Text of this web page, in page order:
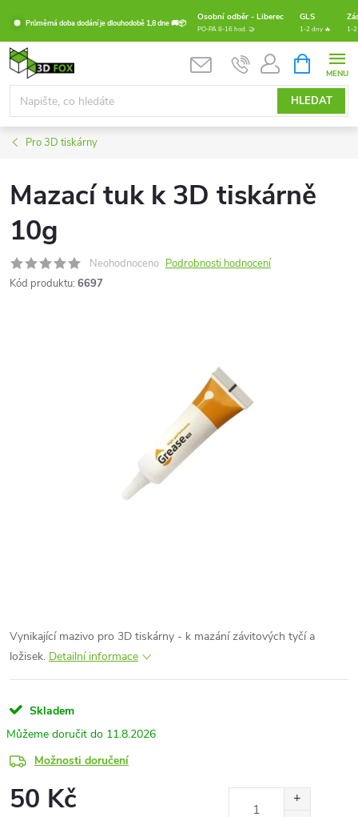
obsah
Průměrná doba dodání je dlouhodobě 1,8 dne 🚚📦
Osobní odběr - Liberec GLS
PO-PÁ 8-16 hod. 🤝 1-2 dny 🔥 1-
HLEDAT
NÁKUPNÍ
KOŠÍK
Pro 3D tiskárny
Mazací tuk k 3D tiskárně
10g
Neohodnoceno Podrobnosti hodnocení
Kód produktu: 6697
Vynikající mazivo pro 3D tiskárny - k mazání závitových tyčí a
ložisek. Detailní informace
Skladem
11.8.2026
Možnosti doručení
50 Kč